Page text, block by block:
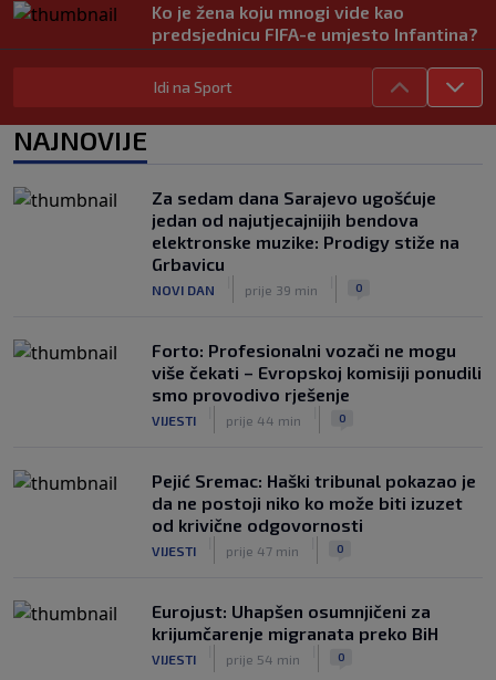
Ko je žena koju mnogi vide kao
predsjednicu FIFA-e umjesto Infantina?
Uskoro mi mogla promijeniti svjetski
nogomet
|
| | 0
Lionel Messi postigao dva gola u
pobjedi Inter Miamija i ispisao historiju
Leagues Cupa (VIDEO)
Idi na Sport
NAJNOVIJE
Za sedam dana Sarajevo ugošćuje
jedan od najutjecajnijih bendova
elektronske muzike: Prodigy stiže na
Grbavicu
NOVI DAN prije 39 min 0
Forto: Profesionalni vozači ne mogu
više čekati – Evropskoj komisiji ponudili
smo provodivo rješenje
VIJESTI prije 44 min 0
Pejić Sremac: Haški tribunal pokazao je
da ne postoji niko ko može biti izuzet
od krivične odgovornosti
VIJESTI prije 47 min 0
Eurojust: Uhapšen osumnjičeni za
krijumčarenje migranata preko BiH
VIJESTI prije 54 min 0